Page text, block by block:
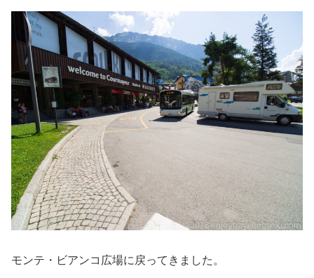
モンテ・ビアンコ広場に戻ってきました。